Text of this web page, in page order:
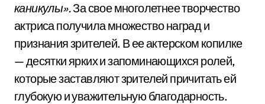
каникулы».За свое многолетнее творчество
актриса получила множество наград и
признания зрителей. В ее актерском копилке
— десятки ярких и запоминающихся ролей,
которые заставляют зрителей причитать ей
глубокую и уважительную благодарность.